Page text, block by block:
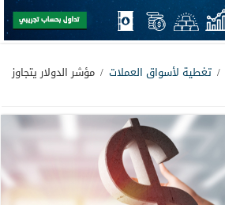
/ تغطية لأسواق العملات / مؤشر الدولار يتجاوز